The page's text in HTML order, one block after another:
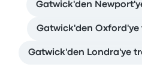
Gatwick'den
Gatwick'den
Gatwick'den Londra'ye